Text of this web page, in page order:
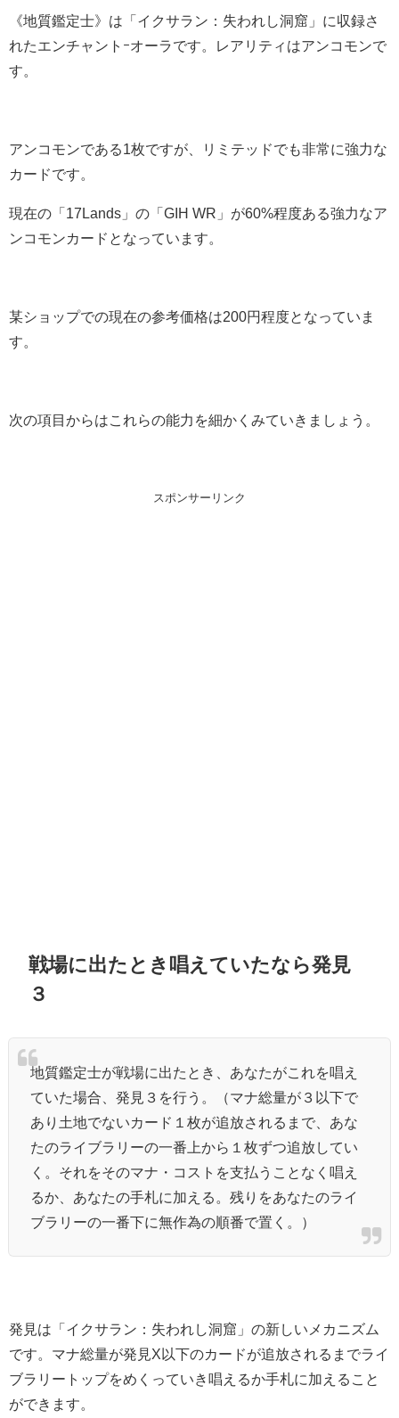
《地質鑑定士》は「イクサラン：失われし洞窟」に収録さ
れたエンチャントｰオーラです。レアリティはアンコモンで
す。
アンコモンである1枚ですが、リミテッドでも非常に強力な
カードです。
現在の「17Lands」の「GIH WR」が60%程度ある強力なア
ンコモンカードとなっています。
某ショップでの現在の参考価格は200円程度となっていま
す。
次の項目からはこれらの能力を細かくみていきましょう。
スポンサーリンク
戦場に出たとき唱えていたなら発見
３
地質鑑定士が戦場に出たとき、あなたがこれを唱え
ていた場合、発見３を行う。（マナ総量が３以下で
あり土地でないカード１枚が追放されるまで、あな
たのライブラリーの一番上から１枚ずつ追放してい
く。それをそのマナ・コストを支払うことなく唱え
るか、あなたの手札に加える。残りをあなたのライ
ブラリーの一番下に無作為の順番で置く。）
発見は「イクサラン：失われし洞窟」の新しいメカニズム
です。マナ総量が発見X以下のカードが追放されるまでライ
ブラリートップをめくっていき唱えるか手札に加えること
ができます。